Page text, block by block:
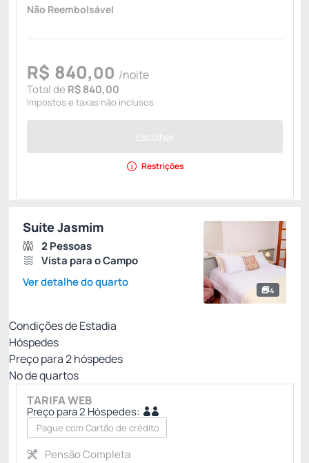
Não Reembolsável
R$ 840,00 /noite
Total de R$ 840,00
Impostos e taxas não inclusos
Escolher
Restrições
4
Suíte Jasmim
2 Pessoas
Vista para o Campo
Ver detalhe do quarto
Condições de Estadia
Hóspedes
Preço para2hóspedes
Nº de quartos
TARIFA WEB
Preço para 2 Hóspedes:
Pague com Cartão de crédito
Pensão Completa